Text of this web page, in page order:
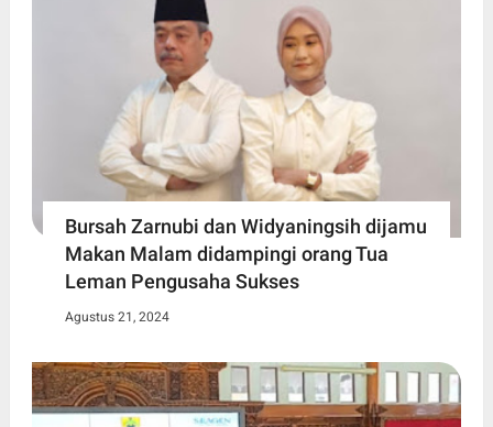
Bursah Zarnubi dan Widyaningsih dijamu
Makan Malam didampingi orang Tua
Leman Pengusaha Sukses
Agustus 21, 2024